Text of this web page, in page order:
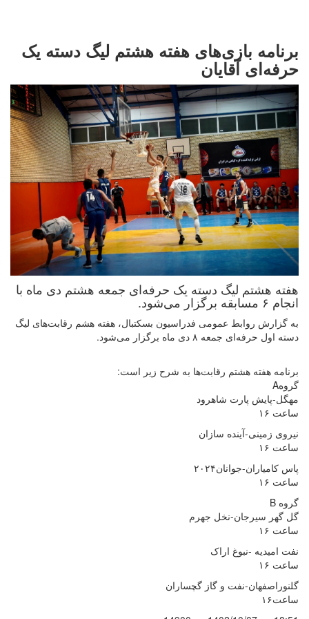
برنامه بازی‌های هفته هشتم لیگ دسته یک
حرفه‌ای آقایان
هفته هشتم لیگ دسته یک حرفه‌ای جمعه هشتم دی ماه با
انجام ۶ مسابقه برگزار می‌شود.
به گزارش روابط عمومی فدراسیون بسکتبال، هفته هشم رقابت‌های لیگ
دسته اول حرفه‌ای جمعه ۸ دی ماه برگزار می‌شود.
برنامه هفته هشتم رقابت‌ها به شرح زیر است:
گروهA
مهگل-پایش پارت شاهرود
ساعت ۱۶
نیروی زمینی-آینده سازان
ساعت ۱۶
پاس کامیاران-جوانان۲۰۲۴
ساعت ۱۶
گروه B
گل گهر سیرجان-نخل جهرم
ساعت ۱۶
نفت امیدیه -نبوغ اراک
ساعت ۱۶
گلنوراصفهان-نفت و گاز گچساران
ساعت۱۶